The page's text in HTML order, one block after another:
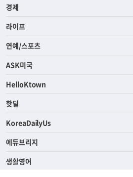
사회
경제
라이프
연예/스포츠
ASK미국
HelloKtown
핫딜
KoreaDailyUs
에듀브리지